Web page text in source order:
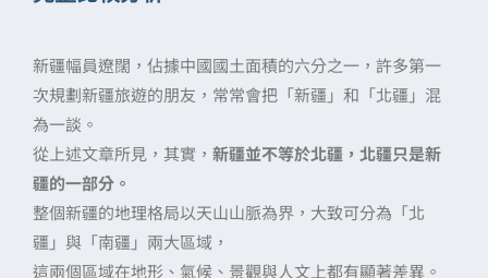
新疆幅員遼闊，佔據中國國土面積的六分之一，許多第一
次規劃新疆旅遊的朋友，常常會把「新疆」和「北疆」混
為一談。
從上述文章所見，其實， 新疆並不等於北疆，北疆只是新
疆的一部分。
整個新疆的地理格局以天山山脈為界，大致可分為「北
疆」與「南疆」兩大區域，
這兩個區域在地形、氣候、景觀與人文上都有顯著差異。